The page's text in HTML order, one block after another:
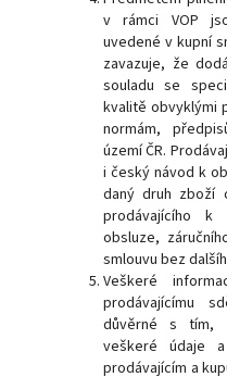
v rámci VOP
uvedené v kupní
zavazuje, že
souladu se
kvalitě obvyklými
normám,
území ČR.
i český návod k
daný druh zboží
prodávajícího
obsluze,
smlouvu bez
Veškeré
prodávajícímu
důvěrné s tím,
veškeré údaje
prodávajícím a